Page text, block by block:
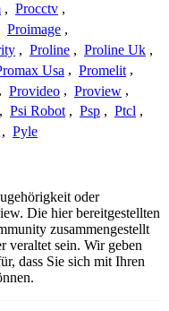
, Procctv ,
Proimage ,
, Proline , Proline Uk ,
Usa , Promelit ,
, Provideo , Proview ,
, Psi Robot , Psp , Ptcl ,
, Pyle
oder
Die hier bereitgestellten
zusammengestellt
veraltet sein. Wir geben
dass Sie sich mit Ihren